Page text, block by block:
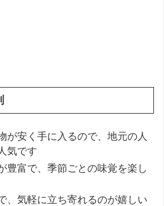
が安く手に入るので、地元の人
気です
豊富で、季節ごとの味覚を楽し
、気軽に立ち寄れるのが嬉しい